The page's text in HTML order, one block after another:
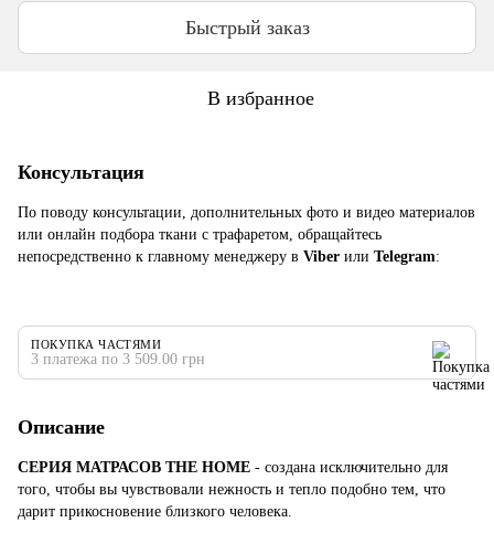
Быстрый заказ
В избранное
Консультация
По поводу консультации, дополнительных фото и видео материалов
или онлайн подбора ткани с трафаретом, обращайтесь
непосредственно к главному менеджеру в Viber или Telegram:
ПОКУПКА ЧАСТЯМИ
3 платежа по 3 509.00 грн
Описание
СЕРИЯ МАТРАСОВ THE HOME - создана исключительно для
того, чтобы вы чувствовали нежность и тепло подобно тем, что
дарит прикосновение близкого человека.